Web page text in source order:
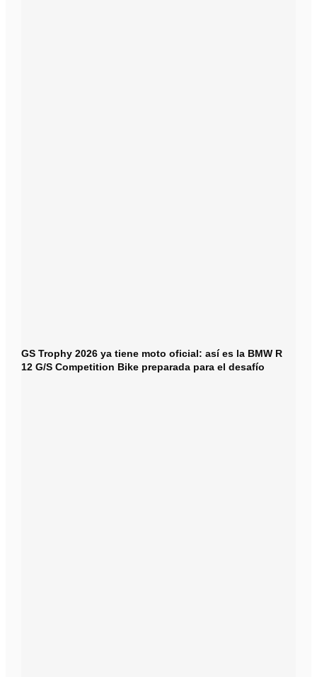
GS Trophy 2026 ya tiene moto oficial: así es la BMW R
12 G/S Competition Bike preparada para el desafío